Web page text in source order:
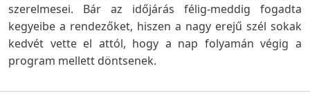
szerelmesei. Bár az időjárás félig-meddig fogadta
kegyeibe a rendezőket, hiszen a nagy erejű szél sokak
kedvét vette el attól, hogy a nap folyamán végig a
program mellett döntsenek.